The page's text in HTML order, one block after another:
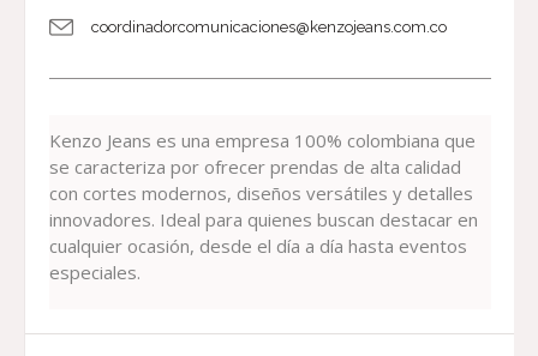
coordinadorcomunicaciones@kenzojeans.com.co
Kenzo Jeans es una empresa 100% colombiana que
se caracteriza por ofrecer prendas de alta calidad
con cortes modernos, diseños versátiles y detalles
innovadores. Ideal para quienes buscan destacar en
cualquier ocasión, desde el día a día hasta eventos
especiales.